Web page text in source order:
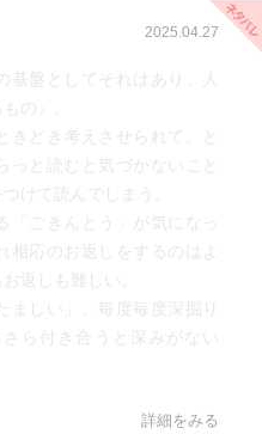
2025.04.27
基盤としてそれはあり、人
の』。
きどき考えさせられて。と
と読むと気づかないこと
けて読んでしまう。
「ごきんとう」が気になっ
相応のお返しをするのはよ
返しも難しい。
ましい」。毎度毎度深掘り
ら付き合うと深みがない
詳細をみる